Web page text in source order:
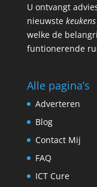
U ontvangt
nieuwste keukens
welke de
funtionerende
Alle pagina’s
Adverteren
Blog
Contact Mij
FAQ
ICT Cure